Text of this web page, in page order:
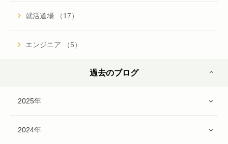
就活道場 （17）
エンジニア （5）
過去のブログ
2025年
2024年